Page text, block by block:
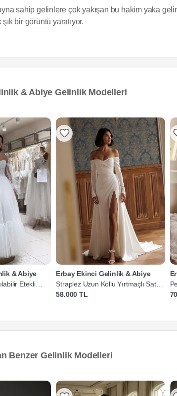
sahip gelinlere çok yakışan bu hakim yaka
bir görüntü yaratıyor.
& Abiye Gelinlik Modelleri
& Abiye
Etekli
Erbay Ekinci Gelinlik & Abiye
Straplez Uzun Kollu Yırtmaçlı Saten
Gelinlik
58.000 TL
Benzer Gelinlik Modelleri